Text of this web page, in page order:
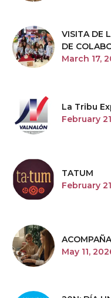
VISITA DE
DE
March 17,
La Tribu
February
TATUM
February
May 11,